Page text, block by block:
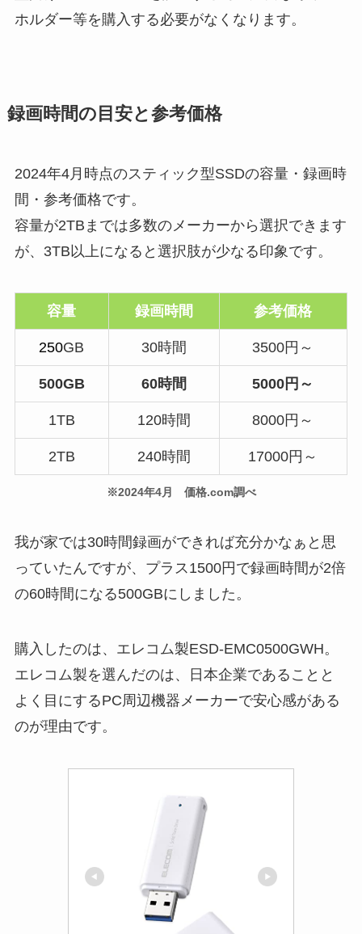
ホルダー等を購入する必要がなくなります。
録画時間の目安と参考価格
2024年4月時点のスティック型SSDの容量・録画時
間・参考価格です。
容量が2TBまでは多数のメーカーから選択できます
が、3TB以上になると選択肢が少なる印象です。
容量 録画時間 参考価格
250GB 30時間 3500円～
500GB 60時間 5000円～
1TB 120時間 8000円～
2TB 240時間 17000円～
※2024年4月 価格.com調べ
我が家では30時間録画ができれば充分かなぁと思
っていたんですが、プラス1500円で録画時間が2倍
の60時間になる500GBにしました。
購入したのは、エレコム製ESD-EMC0500GWH。
エレコム製を選んだのは、日本企業であることと
よく目にするPC周辺機器メーカーで安心感がある
のが理由です。